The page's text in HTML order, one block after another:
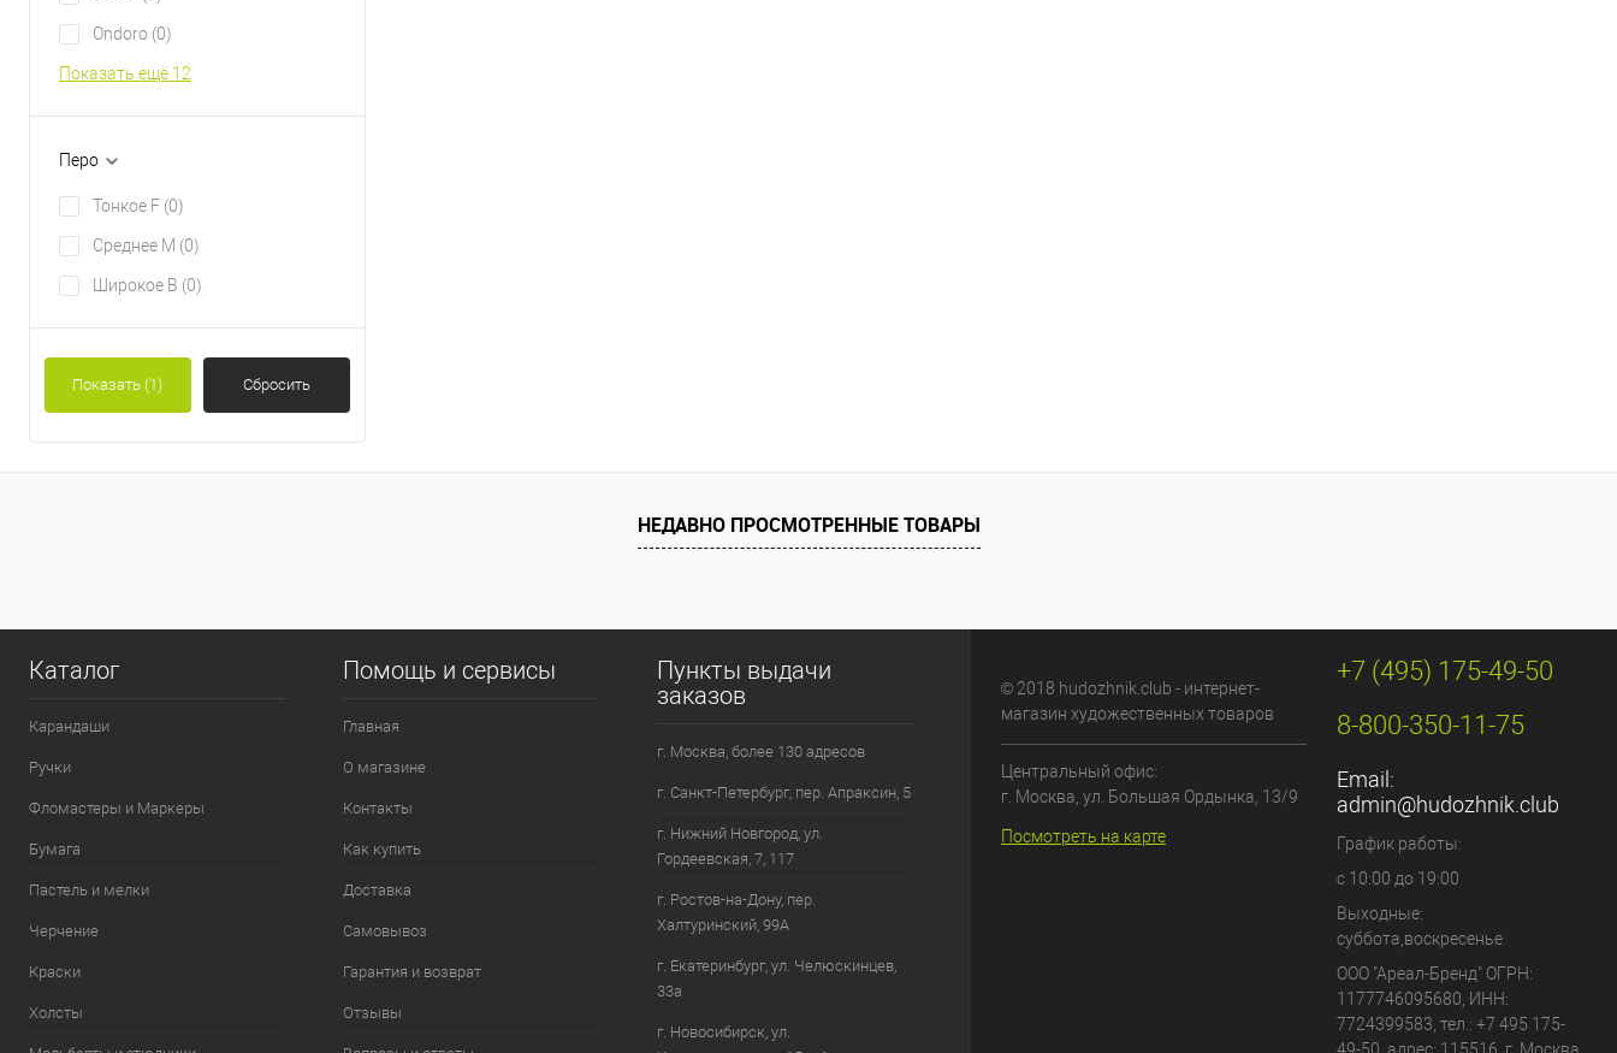
Ondoro (0)
Показать ещё 12
Перо
Тонкое F (0)
Среднее М (0)
Широкое B (0)
Показать (1) Сбросить
НЕДАВНО ПРОСМОТРЕННЫЕ ТОВАРЫ
Каталог
Карандаши
Ручки
Фломастеры и Маркеры
Бумага
Пастель и мелки
Черчение
Краски
Холсты
Помощь и сервисы
Главная
О магазине
Контакты
Как купить
Доставка
Самовывоз
Гарантия и возврат
Отзывы
Пункты выдачи
заказов
г. Москва, более 130 адресов
г. Санкт-Петербург, пер. Апраксин, 5
г. Нижний Новгород, ул.
Гордеевская, 7, 117
г. Ростов-на-Дону, пер.
Халтуринский, 99А
г. Екатеринбург, ул. Челюскинцев,
33а
г. Новосибирск, ул.
© 2018 hudozhnik.club - интернет-
магазин художественных товаров
Центральный офис:
г. Москва, ул. Большая Ордынка, 13/9
Посмотреть на карте
+7 (495) 175-49-50
8-800-350-11-75
Email:
admin@hudozhnik.club
График работы:
с 10:00 до 19:00
Выходные:
суббота,воскресенье
ООО "Ареал-Бренд" ОГРН:
1177746095680, ИНН:
7724399583, тел.: +7 495 175-